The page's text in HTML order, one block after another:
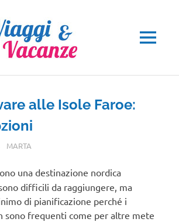
MENU
alle Isole Faroe:
MARTA
una destinazione nordica
difficili da raggiungere, ma
di pianificazione perché i
sono frequenti come per altre mete